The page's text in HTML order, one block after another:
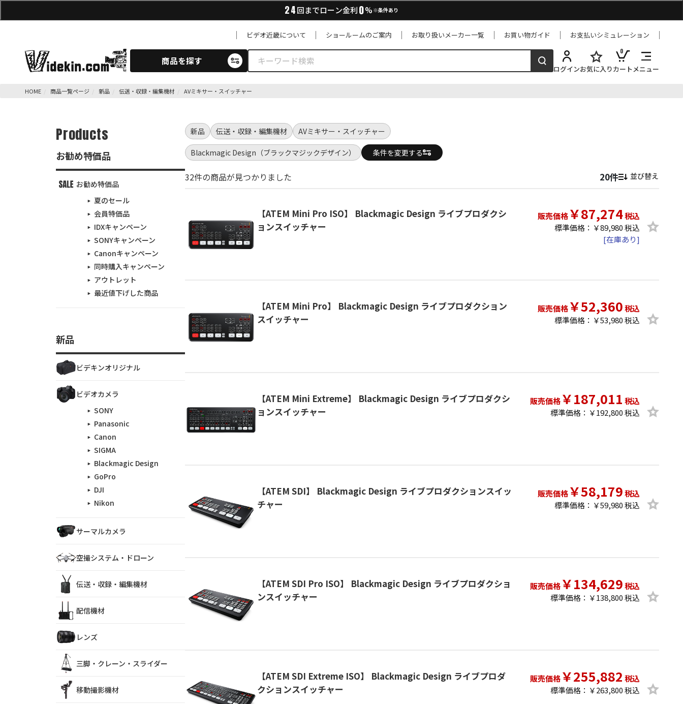
24回までローン金利0% ※条件あり
ビデオ近畿について ショールームのご案内 お取り扱いメーカー一覧 お買い物ガイド お支払いシミュレーション
商品を探す
ログインお気に入り
0
カートメニュー
HOME 商品一覧ページ 新品 伝送・収録・編集機材 AVミキサー・スイッチャー
新品 伝送・収録・編集機材 AVミキサー・スイッチャー
Blackmagic Design（ブラックマジックデザイン） 条件を変更する
32件の商品が見つかりました 並び替え
【ATEM Mini Pro ISO】 Blackmagic Design ライブプロダクシ
ョンスイッチャー
販売価格￥87,274税込
標準価格：￥89,980 税込
[在庫あり]
【ATEM Mini Pro】 Blackmagic Design ライブプロダクション
スイッチャー
販売価格￥52,360税込
標準価格：￥53,980 税込
【ATEM Mini Extreme】 Blackmagic Design ライブプロダクシ
ョンスイッチャー
販売価格￥187,011 税込
標準価格：￥192,800 税込
【ATEM SDI】 Blackmagic Design ライブプロダクションスイッ
チャー
販売価格￥58,179税込
標準価格：￥59,980 税込
【ATEM SDI Pro ISO】 Blackmagic Design ライブプロダクショ
ンスイッチャー
販売価格￥134,629税込
標準価格：￥138,800 税込
【ATEM SDI Extreme ISO】 Blackmagic Design ライブプロダ
クションスイッチャー
販売価格￥255,882 税込
標準価格：￥263,800 税込
Products
お勧め特価品
お勧め特価品
夏のセール
会員特価品
IDXキャンペーン
SONYキャンペーン
Canonキャンペーン
同時購入キャンペーン
アウトレット
最近値下げした商品
新品
ビデキンオリジナル
ビデオカメラ
SONY
Panasonic
Canon
SIGMA
Blackmagic Design
GoPro
DJI
Nikon
サーマルカメラ
空撮システム・ドローン
伝送・収録・編集機材
配信機材
レンズ
三脚・クレーン・スライダー
移動撮影機材